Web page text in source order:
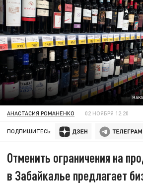
АНАСТАСИЯ РОМАНЕНКО 02 НОЯБРЯ 12:20
ПОДПИШИТЕСЬ:
Отменить ограничения на
в Забайкалье предлагает